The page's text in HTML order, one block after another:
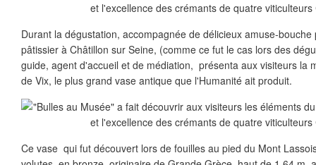
Durant la dégustation, accompagnée de délicieux amuse-
pâtissier à Châtillon sur Seine, (comme ce fut le cas lors des
guide, agent d'accueil et de médiation, présenta aux visiteurs la
de Vix, le plus grand vase antique que l'Humanité ait produit.
Ce vase qui fut découvert lors de fouilles au pied du Mont